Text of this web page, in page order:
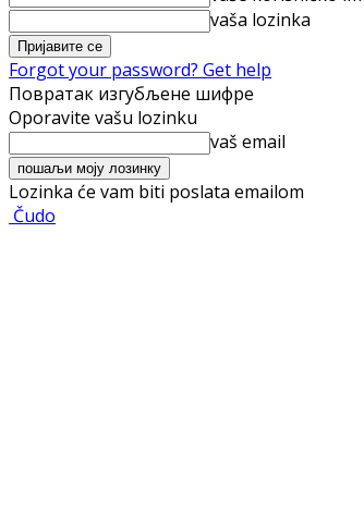
vaša lozinka
Forgot your password? Get help
Повратак изгубљене шифре
Oporavite vašu lozinku
vaš email
Lozinka će vam biti poslata emailom
Čudo